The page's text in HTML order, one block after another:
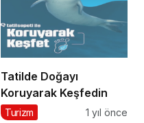
Tatilde Doğayı
Koruyarak Keşfedin
Turizm 1 yıl önce